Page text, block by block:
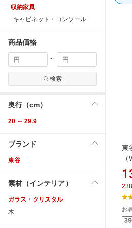
収納家具
キャビネット・コンソール
商品価格
~
検索
奥行（cm）
20 ～ 29.9
ブランド
東谷
素材（インテリア）
ガラス・クリスタル
木
東
ウ
238
お